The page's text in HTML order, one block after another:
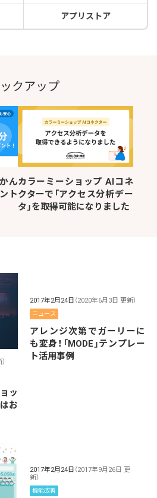
アプリストア
クアップ
ん
ト
カラーミーショップ AIコネ
クターで「アクセス分析デー
タ」を取得可能になりました
ッ
お
2017年2月24日 （2020年6月3日 更新）
ニュース
アレンジ次第でガーリーに
も変身！「MODE」テンプレー
ト活用事例
2017年2月24日 （2017年9月26日 更
新）
機能改善